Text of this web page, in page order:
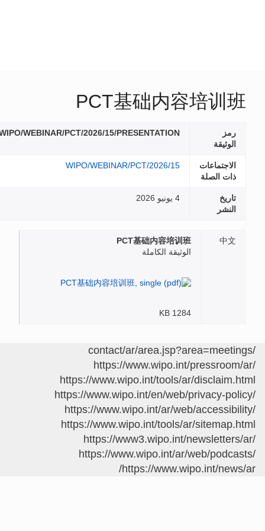
PCT基础内容培训班
رمز
الوثيقة
WIPO/WEBINAR/PCT/2026/15/PRESENTATION
الاجتماعات
ذات الصلة
WIPO/WEBINAR/PCT/2026/15
تاريخ
النشر
中文
PCT基础内容培训班
الوثيقة الكاملة
1284 KB
https://www.wipo.int/pressroom/
https://www.wipo.int/tools/ar/
https://www.wipo.int/en/web/privacy-
https://www.wipo.int/ar/web/
https://www.wipo.int/tools/ar/
https://www3.wipo.int/newsletters/
https://www.wipo.int/ar/web/
https://www.wipo.int/news/